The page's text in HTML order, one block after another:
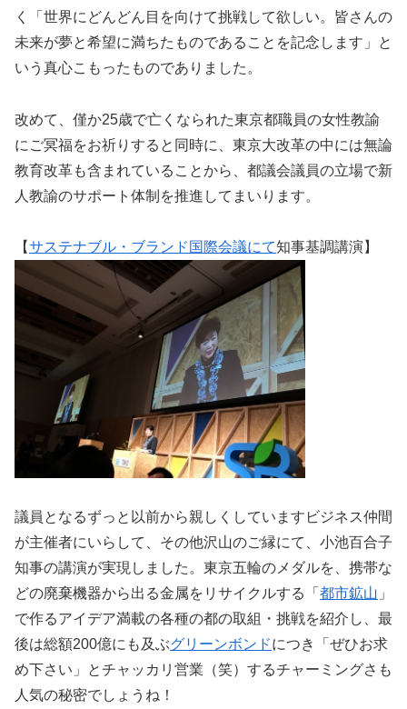
く「世界にどんどん目を向けて挑戦して欲しい。皆さんの
未来が夢と希望に満ちたものであることを記念します」と
いう真心こもったものでありました。
改めて、僅か25歳で亡くなられた東京都職員の女性教諭
にご冥福をお祈りすると同時に、東京大改革の中には無論
教育改革も含まれていることから、都議会議員の立場で新
人教諭のサポート体制を推進してまいります。
【サステナブル・ブランド国際会議にて知事基調講演】
議員となるずっと以前から親しくしていますビジネス仲間
が主催者にいらして、その他沢山のご縁にて、小池百合子
知事の講演が実現しました。東京五輪のメダルを、携帯な
どの廃棄機器から出る金属をリサイクルする「 都市鉱山 」
で作るアイデア満載の各種の都の取組・挑戦を紹介し、最
後は総額200億にも及ぶグリーンボンドにつき「ぜひお求
め下さい」とチャッカリ営業（笑）するチャーミングさも
人気の秘密でしょうね！